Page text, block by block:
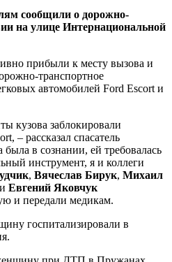
сообщили о дорожно-
на улице Интернациональной
прибыли к месту вызова и
транспортное
автомобилей Ford Esсort и
кузова заблокировали
– рассказал спасатель
была в сознании, ей требовалась
инструмент, я и коллеги
, Вячеслав Бирук, Михаил
и Евгений Яковчук
и передали медикам.
госпитализировали в